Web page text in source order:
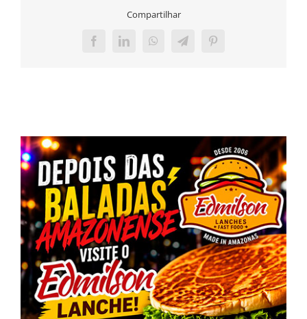
Compartilhar
FacebookLinkedInWhatsAppTelegramPinterest